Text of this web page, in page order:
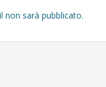
non sarà pubblicato.